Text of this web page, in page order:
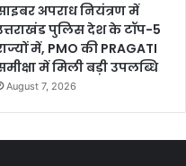
अपराध नियंत्रण में
पुलिस देश के टॉप-5
में, PMO की PRAGATI
में मिली बड़ी उपलब्धि
August 7, 2026